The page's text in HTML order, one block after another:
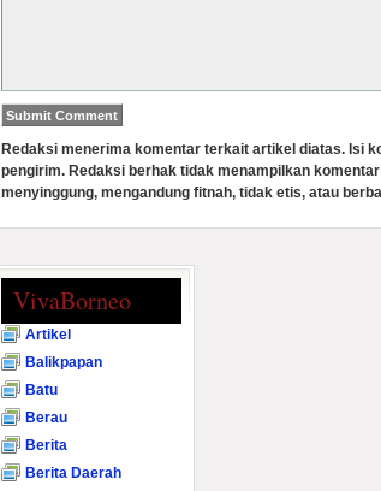
Redaksi menerima komentar terkait artikel diatas. Isi
pengirim. Redaksi berhak tidak menampilkan
menyinggung, mengandung fitnah, tidak etis, atau
VivaBorneo
Artikel
Balikpapan
Batu
Berau
Berita
Berita Daerah